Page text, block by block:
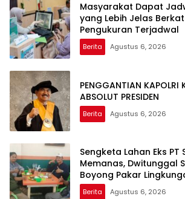
Masyarakat Dapat
yang Lebih Jelas
Pengukuran Terjadwal
Berita Agustus 6, 2026
PENGGANTIAN KAPOLRI
ABSOLUT PRESIDEN
Berita Agustus 6, 2026
Sengketa Lahan Eks PT
Memanas, Dwitunggal
Boyong Pakar
Rupat
Berita Agustus 6, 2026